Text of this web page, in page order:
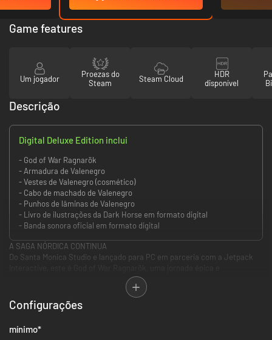
Game features
Um jogador
Proezas do
Steam
Steam Cloud
HDR
disponível
Descrição
Digital Deluxe Edition inclui
- God of War Ragnarök
- Armadura de Valenegro
- Vestes de Valenegro (cosmético)
- Cabo de machado de Valenegro
- Punhos de lâminas de Valenegro
- Livro de ilustrações da Dark Horse em formato digital
- Banda sonora oficial em formato digital
A SAGA NÓRDICA CONTINUA
Do Santa Monica Studio e lançado para PC em parceria com a Jetpack
emocionante sobre apego e superação.
A sequência do aclamado God of War (2018), God of War Ragnarök retoma
a história com o Fimbulwinter em curso. Kratos e Atreus devem viajar
Asgard se preparam para uma batalha profetizada que causará o fim do
Configurações
mínimo*